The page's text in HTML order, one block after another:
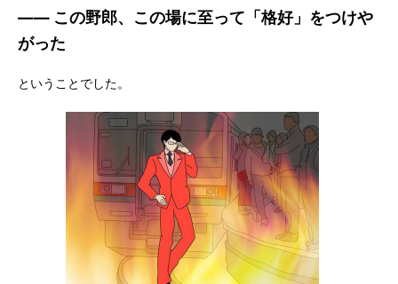
―― この野郎、この場に至って「格好」をつけや
がった
ということでした。